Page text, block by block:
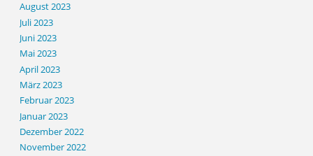
August 2023
Juli 2023
Juni 2023
Mai 2023
April 2023
März 2023
Februar 2023
Januar 2023
Dezember 2022
November 2022